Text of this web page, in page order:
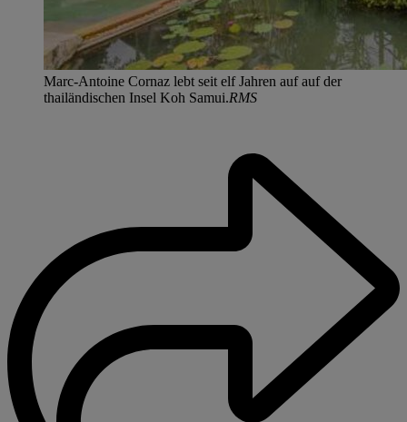
Marc-Antoine Cornaz lebt seit elf Jahren auf auf der
thailändischen Insel Koh Samui.RMS